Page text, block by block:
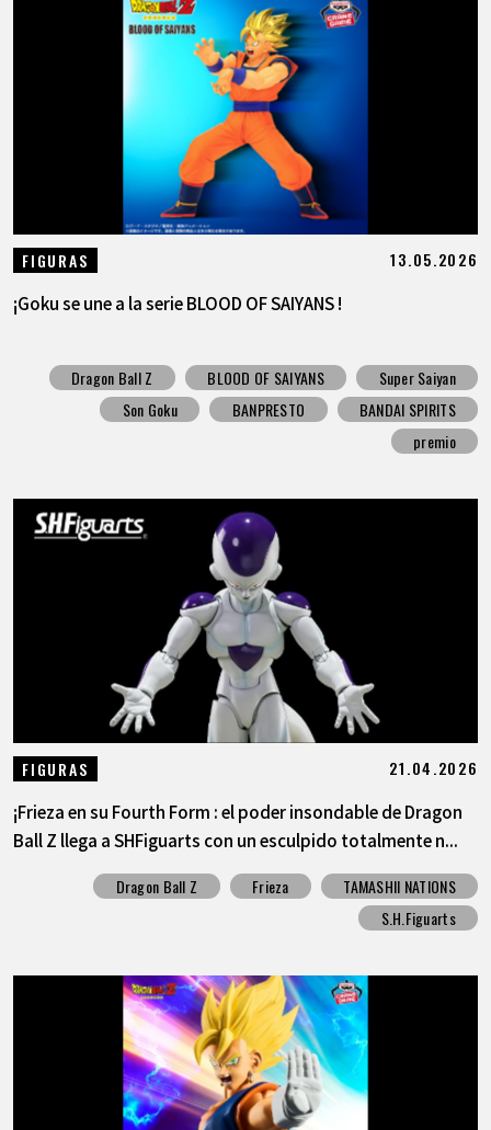
FIGURAS 13.05.2026
¡Goku se une a la serie BLOOD OF SAIYANS !
Dragon Ball Z BLOOD OF SAIYANS
Super Saiyan
Son Goku
BANPRESTO
BANDAI SPIRITS
premio
FIGURAS 21.04.2026
¡Frieza en su Fourth Form : el poder insondable de Dragon
Ball Z llega a SHFiguarts con un esculpido totalmente n...
Dragon Ball Z Frieza
TAMASHII NATIONS
S.H.Figuarts